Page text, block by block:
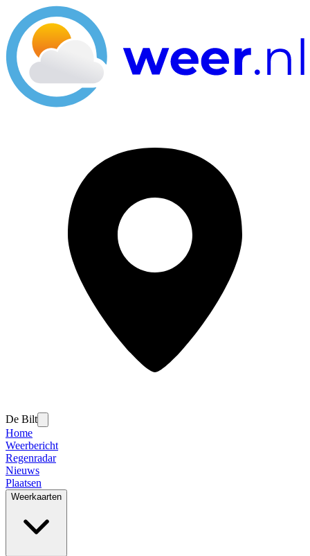
De Bilt
Home
Weerbericht
Regenradar
Nieuws
Plaatsen
Weerkaarten